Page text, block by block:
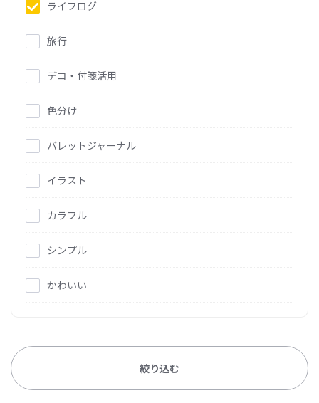
ライフログ
旅行
デコ・付箋活用
色分け
バレットジャーナル
イラスト
カラフル
シンプル
かわいい
絞り込む